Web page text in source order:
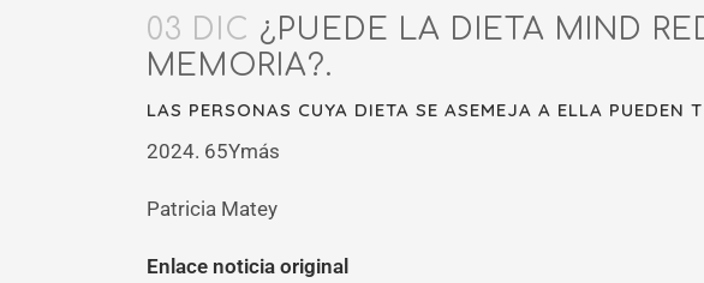
03 DIC ¿PUEDE LA DIETA MIND
MEMORIA?.
LAS PERSONAS CUYA DIETA SE ASEMEJA A ELLA PUEDEN
2024. 65Ymás
Patricia Matey
Enlace noticia original